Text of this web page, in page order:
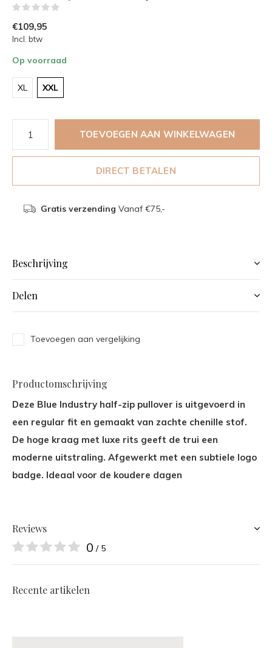
€109,95
Incl. btw
Op voorraad
XL XXL
TOEVOEGEN AAN WINKELWAGEN
DIRECT BETALEN
Gratis verzending Vanaf €75,-
Beschrijving
Delen
Toevoegen aan vergelijking
Productomschrijving
Deze Blue Industry half-zip pullover is uitgevoerd in
een regular fit en gemaakt van zachte chenille stof.
De hoge kraag met luxe rits geeft de trui een
moderne uitstraling. Afgewerkt met een subtiele logo
badge. Ideaal voor de koudere dagen
Reviews
0 / 5
Recente artikelen